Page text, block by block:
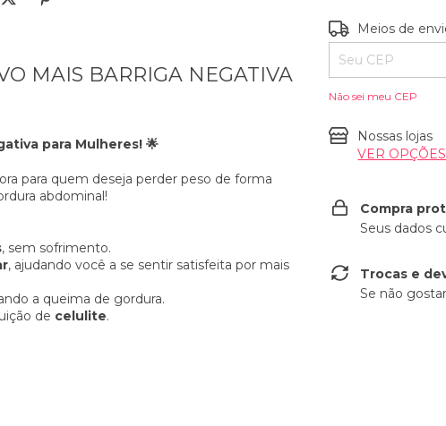
MAIS BARRIGA NEGATIVA
para Mulheres! 🌟
para quem deseja perder peso de forma
abdominal!
, sem sofrimento.
, ajudando você a se sentir satisfeita por mais
a queima de gordura.
de celulite.
Entregas para o
Meios de
Não sei meu CEP
Nossas lojas
VER OPÇÕES
Compra
Seus dados
Trocas e
Se não